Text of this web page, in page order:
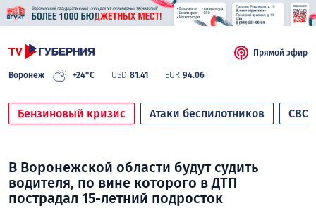
Воронеж +24°C USD 81.41 EUR 94.06
Прямой эфир
Бензиновый кризис Атаки беспилотников СВО
В Воронежской области будут судить
водителя, по вине которого в ДТП
пострадал 15-летний подросток